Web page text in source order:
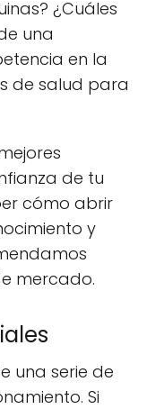
¿Cuáles
una
en la
de salud para
de tu
cómo abrir
y
mercado.
una serie de
Si